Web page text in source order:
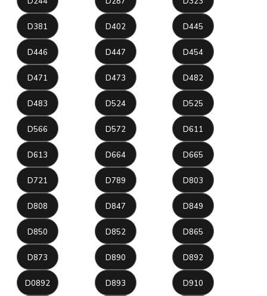
D381 D402 D445
D446 D447 D454
D471 D473 D482
D483 D524 D525
D566 D572 D611
D613 D664 D665
D721 D789 D803
D808 D847 D849
D850 D852 D865
D873 D890 D892
D0892 D893 D910